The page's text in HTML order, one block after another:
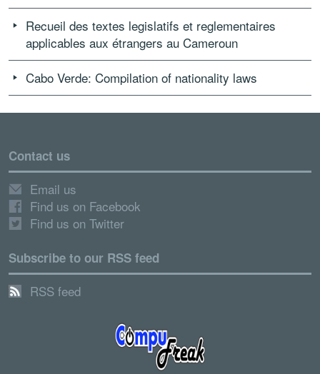
Recueil des textes legislatifs et reglementaires
applicables aux étrangers au Cameroun
Cabo Verde: Compilation of nationality laws
Contact us
Email us
Find us on Facebook
Find us on Twitter
Subscribe to our RSS feed
RSS feed